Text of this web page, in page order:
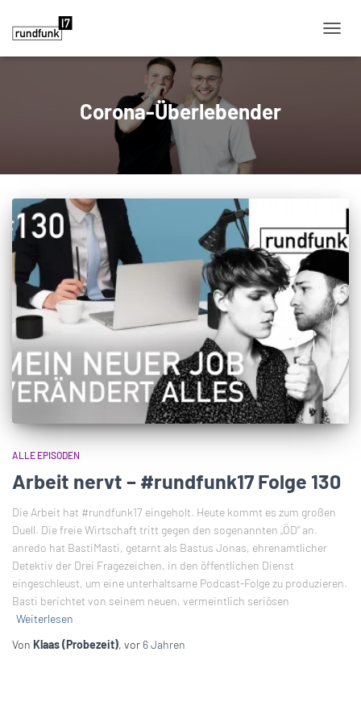
Corona-Überlebender
ALLE EPISODEN
Arbeit nervt – #rundfunk17 Folge 130
Die Arbeit hat #rundfunk17 eingeholt. Heute kommt es zum großen
Duell. Die freie Wirtschaft tritt gegen den sogenannten „ÖD“ an.
anredo hat BastiMasti, getarnt als Bastus Jonas, ehrenamtlicher
Detektiv der Drei Fragezeichen, in den öffentlichen Dienst
eingeschleust, um eine unterhaltsame Podcast-Folge zu produzieren.
Basti berichtet von seinem neuen, vermeintlich seriösen
Weiterlesen
Von Klaas (Probezeit), vor 6 Jahren